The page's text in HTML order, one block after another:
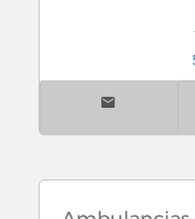
Norte Mza. 40